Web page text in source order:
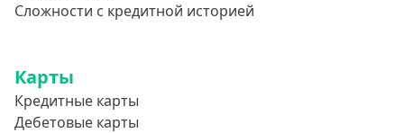
Сложности с кредитной историей
Карты
Кредитные карты
Дебетовые карты